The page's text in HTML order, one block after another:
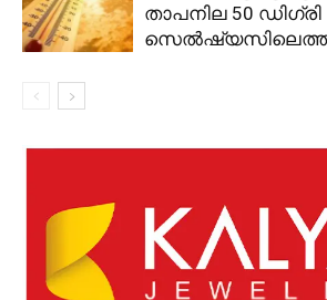
താപനില 50 ഡിഗ്രി